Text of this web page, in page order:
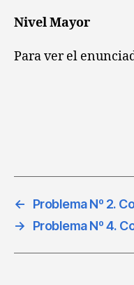
Nivel Mayor
Para ver el
←
Problema Nº 2.
→
Problema Nº 4.